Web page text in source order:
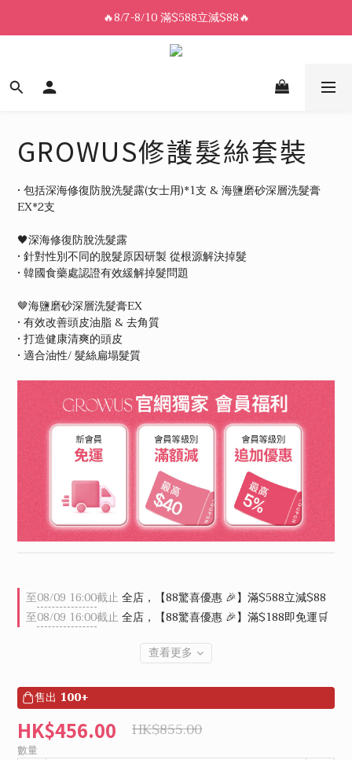
8/7-8/10 全館限時$188免運🛒
🔥8/7-8/10 滿$588立減$88🔥
8/7-8/10 全館限時$188免運🛒
GROWUS修護髮絲套裝
• 包括深海修復防脫洗髮露(女士用)*1支 & 海鹽磨砂深層洗髮膏
EX*2支
🖤深海修復防脫洗髮露
• 針對性別不同的脫髮原因研製 從根源解決掉髮
• 韓國食藥處認證有效緩解掉髮問題
🤎海鹽磨砂深層洗髮膏EX
• 有效改善頭皮油脂 & 去角質
• 打造健康清爽的頭皮
• 適合油性/ 髮絲扁塌髮質
至08/09 16:00截止全店，【88驚喜優惠 🎉】滿$588立減$88
至08/09 16:00截止全店，【88驚喜優惠 🎉】滿$188即免運🛒
查看更多
售出 100+
HK$456.00 HK$855.00
數量